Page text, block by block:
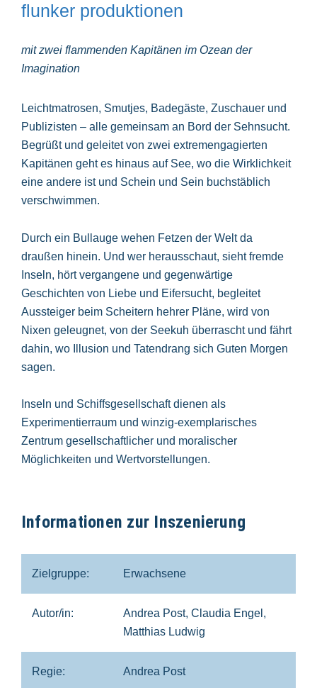
flunker produktionen
mit zwei flammenden Kapitänen im Ozean der
Imagination
Leichtmatrosen, Smutjes, Badegäste, Zuschauer und
Publizisten – alle gemeinsam an Bord der Sehnsucht.
Begrüßt und geleitet von zwei extremengagierten
Kapitänen geht es hinaus auf See, wo die Wirklichkeit
eine andere ist und Schein und Sein buchstäblich
verschwimmen.
Durch ein Bullauge wehen Fetzen der Welt da
draußen hinein. Und wer herausschaut, sieht fremde
Inseln, hört vergangene und gegenwärtige
Geschichten von Liebe und Eifersucht, begleitet
Aussteiger beim Scheitern hehrer Pläne, wird von
Nixen geleugnet, von der Seekuh überrascht und fährt
dahin, wo Illusion und Tatendrang sich Guten Morgen
sagen.
Inseln und Schiffsgesellschaft dienen als
Experimentierraum und winzig-exemplarisches
Zentrum gesellschaftlicher und moralischer
Möglichkeiten und Wertvorstellungen.
Informationen zur Inszenierung
Zielgruppe: Erwachsene
Autor/in:
Andrea Post, Claudia Engel,
Matthias Ludwig
Regie: Andrea Post